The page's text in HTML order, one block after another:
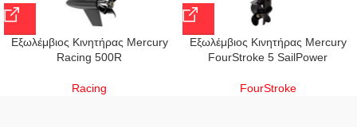
Εξωλέμβιος Κινητήρας Mercury
Racing 500R
Racing
Εξωλέμβιος Κινητήρας Mercury
FourStroke 5 SailPower
FourStroke